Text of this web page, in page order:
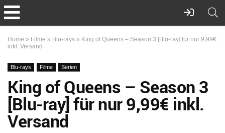
Home » Filme » Blu-rays » King of Queens – Season 3 [Blu-ray] für nur 9,99€
inkl. Versand
Blu-rays Filme Serien
King of Queens – Season 3
[Blu-ray] für nur 9,99€ inkl.
Versand